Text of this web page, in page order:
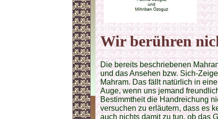
Wir berühren
Die bereits beschriebenen
und das Ansehen bzw. Sich-
Mahram. Das fällt natürlich in
Auge, wenn uns jemand
Bestimmtheit die Handreichung
versuchen zu erläutern, dass es
auch nichts damit zu tun, ob das